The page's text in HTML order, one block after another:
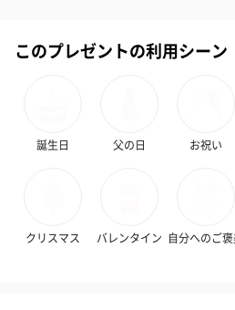
（レモン＆紅茶）（432
（バナナ味
スキンケアグッズ
このプレゼントの利用シーン
誕生日 父の日 お祝い
クリスマス バレンタイン 自分へのご